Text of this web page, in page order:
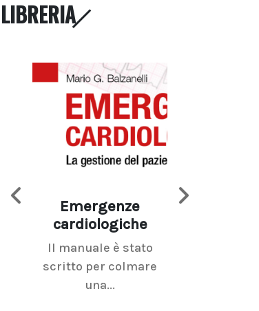
LIBRERIA
Emergenze
cardiologiche
Il manuale è stato
scritto per colmare
una...